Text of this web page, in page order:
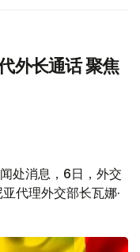
外长通话 聚焦
处消息，6日，外交
代理外交部长瓦娜·